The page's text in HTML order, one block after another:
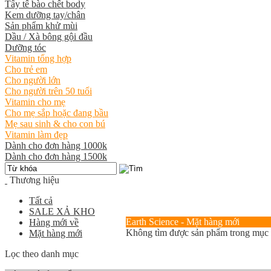
Tẩy tế bào chết body
Kem dưỡng tay/chân
Sản phẩm khử mùi
Dầu / Xà bông gội đầu
Dưỡng tóc
Vitamin tổng hợp
Cho trẻ em
Cho người lớn
Cho người trên 50 tuổi
Vitamin cho mẹ
Cho mẹ sắp hoặc đang bầu
Mẹ sau sinh & cho con bú
Vitamin làm đẹp
Dành cho đơn hàng 1000k
Dành cho đơn hàng 1500k
Thương hiệu
Tất cả
SALE XẢ KHO
Hàng mới về
Mặt hàng mới
Lọc theo danh mục
Earth Science - Mặt hàng mới
Không tìm được sản phẩm trong mục